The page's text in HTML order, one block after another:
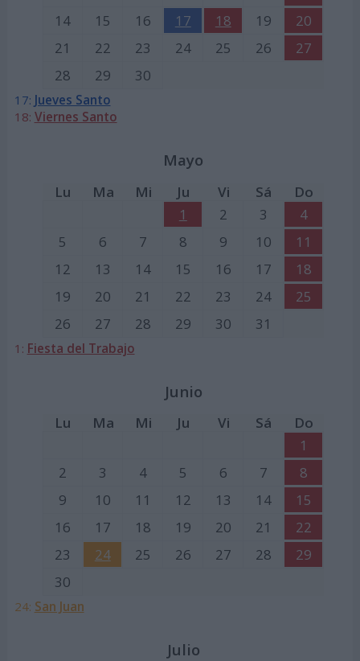
14
15 16 17 18 19
20
21
22 23 24 25 26
27
28
29 30
17: Jueves Santo
18: Viernes Santo
Mayo
Lu Ma Mi Ju Vi Sá
Do
1
2 3
4
5
6 7 8 9 10
11
12
13 14 15 16 17
18
19
20 21 22 23 24
25
26
27 28 29 30 31
1: Fiesta del Trabajo
Junio
Lu Ma Mi Ju Vi Sá
Do
1
2
3 4 5 6 7
8
9
10 11 12 13 14
15
16
17 18 19 20 21
22
23
24 25 26 27 28
29
30
24: San Juan
Julio